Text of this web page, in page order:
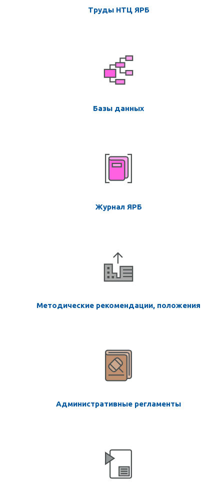
Труды НТЦ ЯРБ
Базы данных
Журнал ЯРБ
Методические рекомендации, положения
Административные регламенты